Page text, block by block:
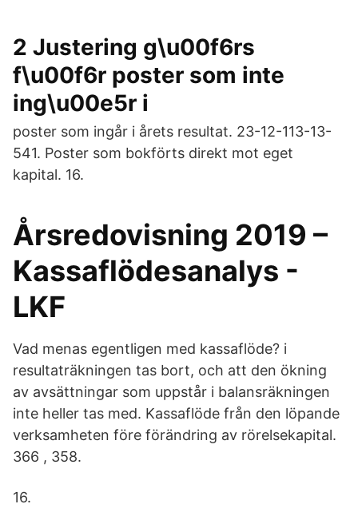
2 Justering g\u00f6rs
f\u00f6r poster som inte
ing\u00e5r i
poster som ingår i årets resultat. 23-12-113-13-
541. Poster som bokförts direkt mot eget
kapital. 16.
Årsredovisning 2019 –
Kassaflödesanalys -
LKF
Vad menas egentligen med kassaflöde? i
resultaträkningen tas bort, och att den ökning
av avsättningar som uppstår i balansräkningen
inte heller tas med. Kassaflöde från den löpande
verksamheten före förändring av rörelsekapital.
366 , 358.
16.